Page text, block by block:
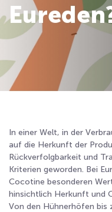
In einer Welt, in der
auf die Herkunft der
Rückverfolgbarkeit und
Kriterien geworden. Bei
Cocotine besonderen
hinsichtlich Herkunft und
Von den Hühnerhöfen bis